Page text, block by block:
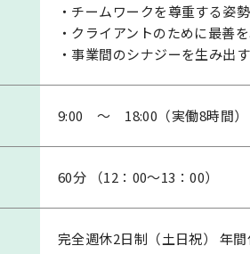
・チームワークを尊重する姿
・クライアントのために最善
・事業間のシナジーを生み出
9:00 ～ 18:00（実働8時間）
60分 （12：00～13：00）
完全週休2日制（土日祝） 年